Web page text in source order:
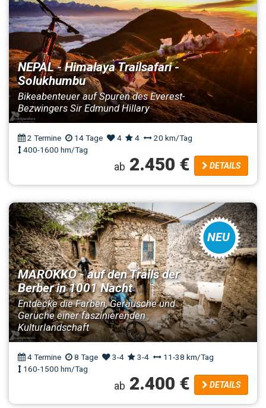
NEPAL - Himalaya Trailsafari -
Solukhumbu
Bikeabenteuer auf Spuren des Everest-
Bezwingers Sir Edmund Hillary
2 Termine 14 Tage 4 4
20 km/Tag
400-1600 hm/Tag
DETAILS
ab 2.450 €
NEU
MAROKKO - auf den Trails der
Berber in 1001 Nacht
Entdecke die Farben, Geräusche und
Gerüche einer faszinierenden
Kulturlandschaft
4 Termine 8 Tage 3-4 3-4
11-38 km/Tag
160-1500 hm/Tag
DETAILS
ab 2.400 €